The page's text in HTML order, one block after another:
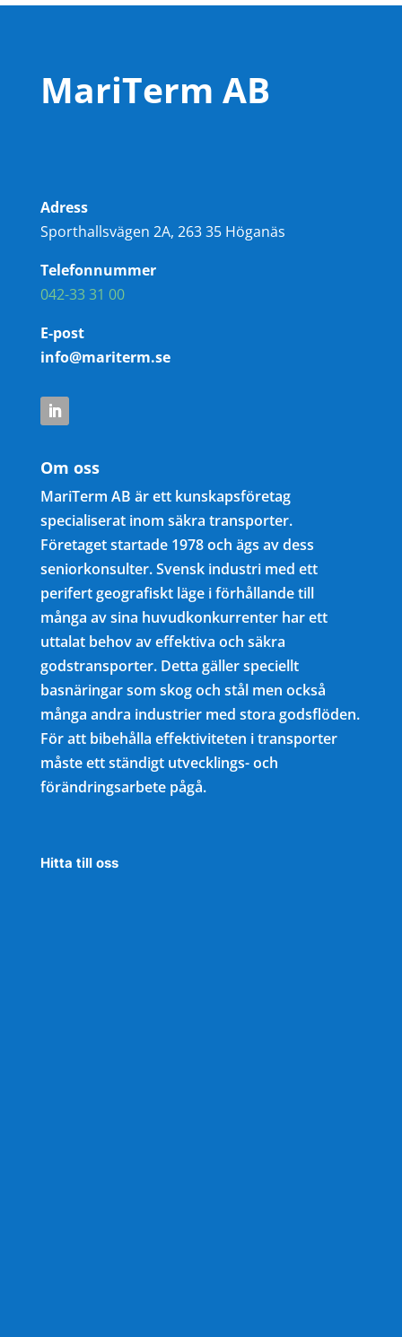
MariTerm AB
Adress
Sporthallsvägen 2A, 263 35 Höganäs
Telefonnummer
042-33 31 00
E-post
info@mariterm.se
Om oss
MariTerm AB är ett kunskapsföretag
specialiserat inom säkra transporter.
Företaget startade 1978 och ägs av dess
seniorkonsulter. Svensk industri med ett
perifert geografiskt läge i förhållande till
många av sina huvudkonkurrenter har ett
uttalat behov av effektiva och säkra
godstransporter. Detta gäller speciellt
basnäringar som skog och stål men också
många andra industrier med stora godsflöden.
För att bibehålla effektiviteten i transporter
måste ett ständigt utvecklings- och
förändringsarbete pågå.
Hitta till oss